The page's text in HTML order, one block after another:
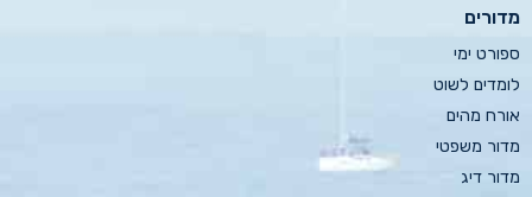
מדורים
ספורט ימי
לומדים לשוט
אורח מהים
מדור משפטי
מדור דיג